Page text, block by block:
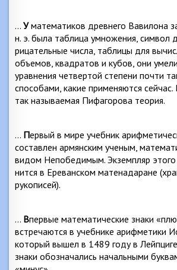
… Уматематиков древнего Вавилона
н. э. была таблица умножения, символ
рицательные числа, таблицы для
объемов, квадратов и кубов, они
уравнения четвертой степени почти
способами, ка­кие применяются
так называ­емая Пифагорова теория.
… Первый в мире учебник
составлен армянским ученым,
видом Непобедимым. Экземпляр
нится в Ереванском матенадаране
рукописей).
… Впервые математические знаки
встречаются в учебнике арифметики
который вышел в 1489 году в
знаки обозначались начальными